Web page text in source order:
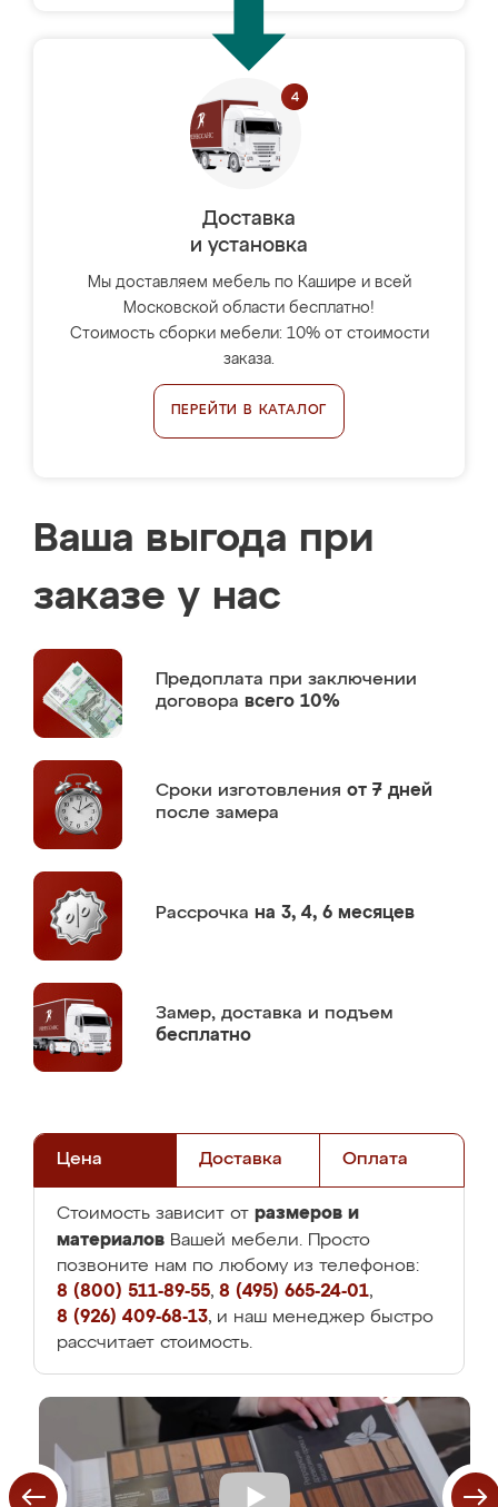
Доставка
и установка
Мы доставляем мебель по Кашире и всей
Московской области бесплатно!
Стоимость сборки мебели: 10% от стоимости
заказа.
ПЕРЕЙТИ В КАТАЛОГ
Ваша выгода при
заказе у нас
Предоплата при заключении
договора всего 10%
Сроки изготовления от 7 дней
после замера
Рассрочка на 3, 4, 6 месяцев
Замер, доставка и подъем
бесплатно
Цена Доставка Оплата
Стоимость зависит от размеров и
материалов Вашей мебели. Просто
позвоните нам по любому из телефонов:
8 (800) 511-89-55, 8 (495) 665-24-01,
8 (926) 409-68-13, и наш менеджер быстро
рассчитает стоимость.